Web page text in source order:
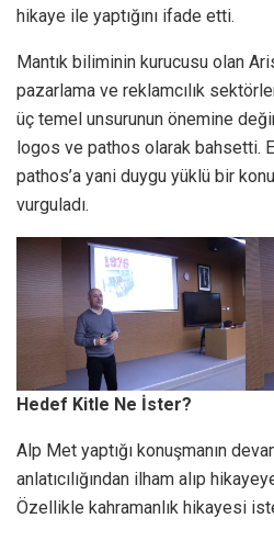
hikaye ile yaptığını ifade etti.
Mantık biliminin kurucusu olan
pazarlama ve reklamcılık
üç temel unsurunun önemine
logos ve pathos olarak bahsetti.
pathos’a yani duygu yüklü bir
vurguladı.
Hedef Kitle Ne İster?
Alp Met yaptığı konuşmanın
anlatıcılığından ilham alıp
Özellikle kahramanlık hikayesi